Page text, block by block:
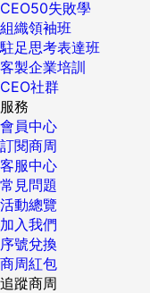
CEO50失敗學
組織領袖班
駐足思考表達班
客製企業培訓
CEO社群
服務
會員中心
訂閱商周
客服中心
常見問題
活動總覽
加入我們
序號兌換
商周紅包
追蹤商周